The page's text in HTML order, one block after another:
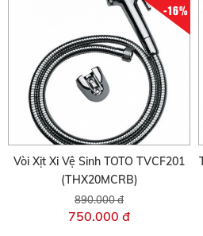
-16%
Vòi Xịt Xi Vệ Sinh TOTO TVCF201
(THX20MCRB)
890.000 đ
750.000 đ